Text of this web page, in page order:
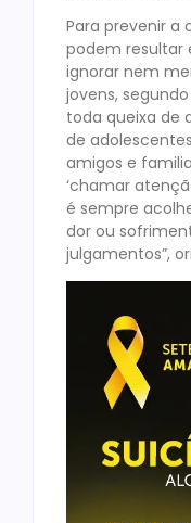
Para prevenir a
podem resultar
ignorar nem
jovens,
toda queixa de
de
amigos e
‘chamar
é sempre
dor ou
julgamentos”,